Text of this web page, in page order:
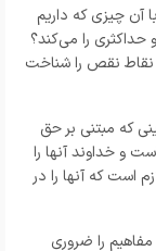
آن چیزی که داریم
حداکثری را می‌کند؟
نقاط نقص را شناخت
که مبتنی بر حق
و خداوند آنها را
است که آنها را در
را ضروری